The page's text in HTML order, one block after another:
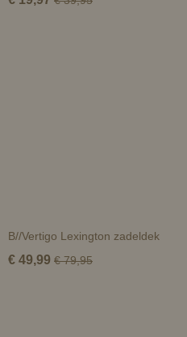
B//Vertigo Lexington zadeldek
€ 49,99 € 79,95